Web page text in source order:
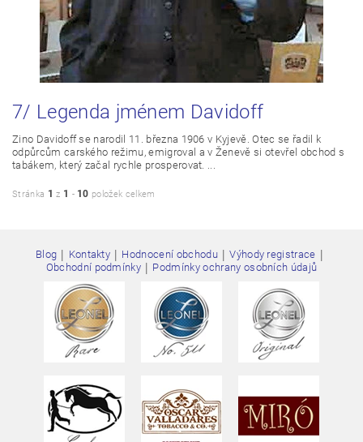
7/ Legenda jménem Davidoff
Zino Davidoff se narodil 11. března 1906 v Kyjevě. Otec se řadil k
odpůrcům carského režimu, emigroval a v Ženevě si otevřel obchod s
tabákem, který začal rychle prosperovat. ...
Stránka 1 z 1 - 10 položek celkem
Blog | Kontakty | Hodnocení obchodu | Výhody registrace |
Obchodní podmínky | Podmínky ochrany osobních údajů